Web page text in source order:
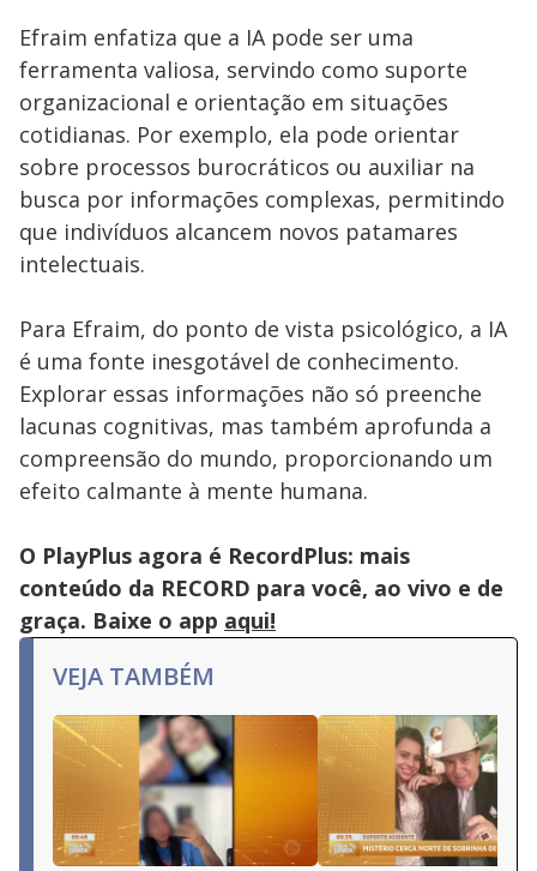
Efraim enfatiza que a IA pode ser uma
ferramenta valiosa, servindo como suporte
organizacional e orientação em situações
cotidianas. Por exemplo, ela pode orientar
sobre processos burocráticos ou auxiliar na
busca por informações complexas, permitindo
que indivíduos alcancem novos patamares
intelectuais.
Para Efraim, do ponto de vista psicológico, a IA
é uma fonte inesgotável de conhecimento.
Explorar essas informações não só preenche
lacunas cognitivas, mas também aprofunda a
compreensão do mundo, proporcionando um
efeito calmante à mente humana.
O PlayPlus agora é RecordPlus: mais
conteúdo da RECORD para você, ao vivo e de
graça. Baixe o app aqui!
VEJA TAMBÉM